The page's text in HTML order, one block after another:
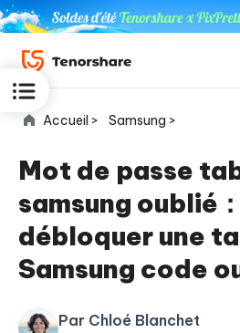
ReiBoot
for iOS
PDF
New
Accueil > Samsung >
Mot de passe
samsung oublié
débloquer une
Samsung code
Par Chloé Blanchet